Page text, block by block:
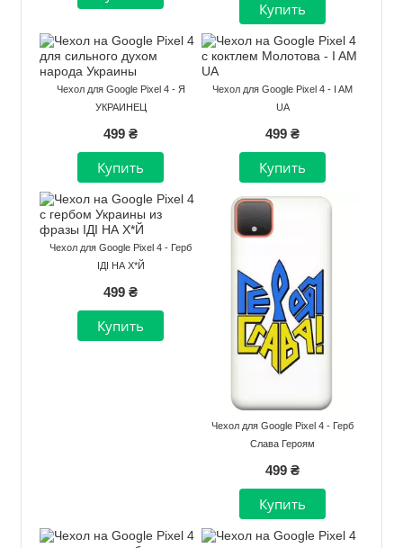
Чехол для Google Pixel 4 - Я
УКРАИНЕЦ
499 ₴
Чехол для Google Pixel 4 - I AM
UA
499 ₴
Чехол для Google Pixel 4 - Герб
ІДІ НА Х*Й
499 ₴
Чехол для Google Pixel 4 - Герб
Слава Героям
499 ₴